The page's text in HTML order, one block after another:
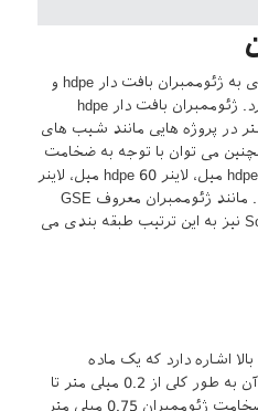
می توان با توجه به سطح ظاهری به ژئوممبران بافت دار hdpe و
ژئوممبران صاف hdpe تقسیم کرد. ژئوممبران بافت دار hdpe
در پروژه هایی مانند شیب های
می توان با توجه به ضخامت
به لاینر 30 میلی hdpe، لاینر hdpe 40 میل، لاینر hdpe 60 میل، لاینر
hdpe 80 میل و غیره تقسیم کرد. مانند ژئوممبران معروف GSE
HDPE، ژئوممبران Solmax HDPE نیز به این ترتیب طبقه بندی می
اشاره دارد که یک ماده
پلیمری جدید است و ضخامت آن به طور کلی از 0.2 میلی متر تا
3.0 میلی متر است. رایج ترین ضخامت ژئوممبران 0.75 میلی متر